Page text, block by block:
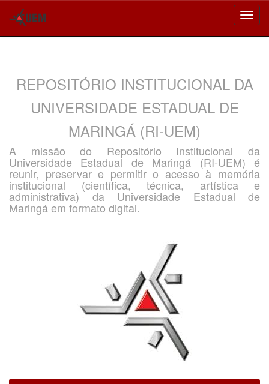
REPOSITÓRIO INSTITUCIONAL DA
UNIVERSIDADE ESTADUAL DE
MARINGÁ (RI-UEM)
A missão do Repositório Institucional da
Universidade Estadual de Maringá (RI-UEM) é
reunir, preservar e permitir o acesso à memória
institucional (científica, técnica, artística e
administrativa) da Universidade Estadual de
Maringá em formato digital.